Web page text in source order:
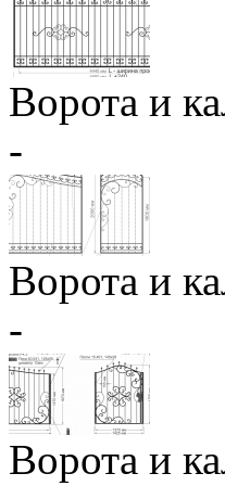
Ворота и
-
Ворота и
-
Ворота и